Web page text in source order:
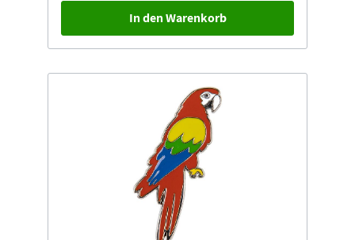
In den Warenkorb